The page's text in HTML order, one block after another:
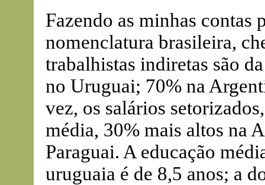
Fazendo as minhas contas
nomenclatura brasileira,
trabalhistas indiretas são
no Uruguai; 70% na
vez, os salários
média, 30% mais altos na
Paraguai. A educação
uruguaia é de 8,5 anos; a